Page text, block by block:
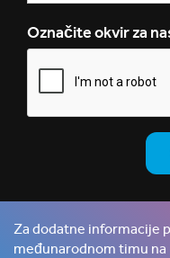
Označite okvir za
Za dodatne informacije
međunarodnom timu na